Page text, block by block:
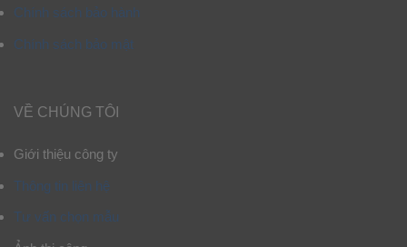
Chính sách bảo hành
Chính sách bảo mật
VỀ CHÚNG TÔI
Giới thiệu công ty
Thông tin liên hệ
Tư vấn chọn mẫu